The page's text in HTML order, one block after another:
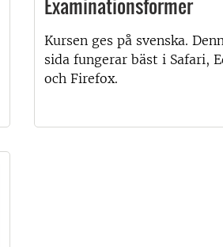
Examinationsformer
Kursen ges på svenska.
sida fungerar bäst i Safari,
och Firefox.